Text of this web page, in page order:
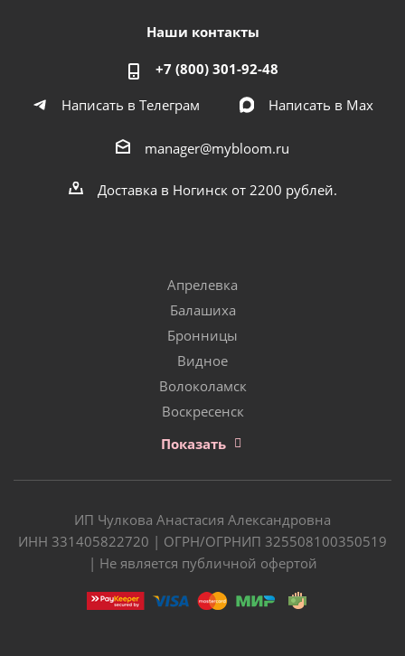
Наши контакты
+7 (800) 301-92-48
Написать в Телеграм
Написать в Мах
manager@mybloom.ru
Доставка в Ногинск от 2200 рублей.
Апрелевка
Балашиха
Бронницы
Видное
Волоколамск
Воскресенск
Показать
ИП Чулкова Анастасия Александровна
ИНН 331405822720 | ОГРН/ОГРНИП 325508100350519
| Не является публичной офертой